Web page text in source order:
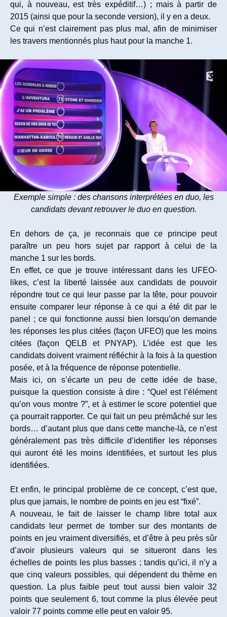
qui, à nouveau, est très expéditif…) ; mais à partir de
2015 (ainsi que pour la seconde version), il y en a deux.
Ce qui n’est clairement pas plus mal, afin de minimiser
les travers mentionnés plus haut pour la manche 1.
Exemple simple : des chansons interprétées en duo, les
candidats devant retrouver le duo en question.
En dehors de ça, je reconnais que ce principe peut
paraître un peu hors sujet par rapport à celui de la
manche 1 sur les bords.
En effet, ce que je trouve intéressant dans les UFEO-
likes, c’est la liberté laissée aux candidats de pouvoir
répondre tout ce qui leur passe par la tête, pour pouvoir
ensuite comparer leur réponse à ce qui a été dit par le
panel ; ce qui fonctionne aussi bien lorsqu’on demande
les réponses les plus citées (façon UFEO) que les moins
citées (façon QELB et PNYAP). L’idée est que les
candidats doivent vraiment réfléchir à la fois à la question
posée, et à la fréquence de réponse potentielle.
Mais ici, on s’écarte un peu de cette idée de base,
puisque la question consiste à dire : “Quel est l’élément
qu’on vous montre ?”, et à estimer le score potentiel que
ça pourrait rapporter. Ce qui fait un peu prémâché sur les
bords… d’autant plus que dans cette manche-là, ce n’est
généralement pas très difficile d’identifier les réponses
qui auront été les moins identifiées, et surtout les plus
identifiées.
Et enfin, le principal problème de ce concept, c’est que,
plus que jamais, le nombre de points en jeu est “fixé”.
A nouveau, le fait de laisser le champ libre total aux
candidats leur permet de tomber sur des montants de
points en jeu vraiment diversifiés, et d’être à peu près sûr
d’avoir plusieurs valeurs qui se situeront dans les
échelles de points les plus basses ; tandis qu’ici, il n’y a
que cinq valeurs possibles, qui dépendent du thème en
question. La plus faible peut tout aussi bien valoir 32
points que seulement 6, tout comme la plus élevée peut
valoir 77 points comme elle peut en valoir 95.